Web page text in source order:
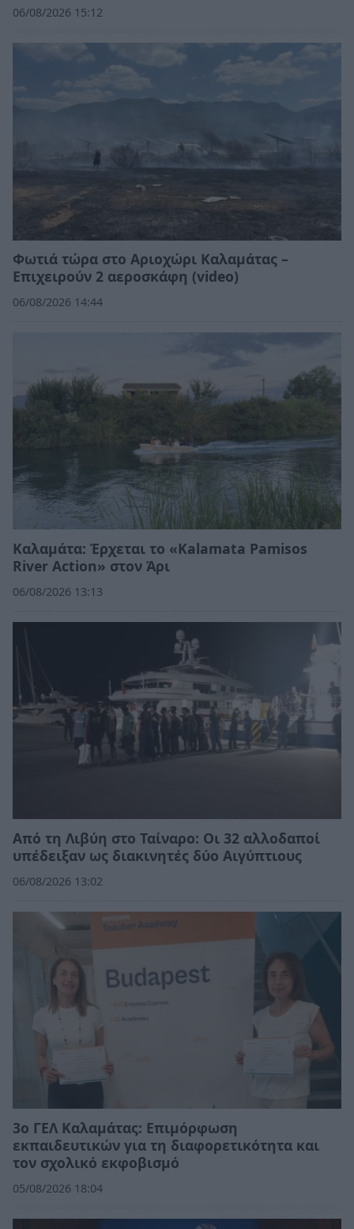
06/08/2026 15:12
Φωτιά τώρα στο Αριοχώρι Καλαμάτας –
Επιχειρούν 2 αεροσκάφη (video)
06/08/2026 14:44
Καλαμάτα: Έρχεται το «Kalamata Pamisos
River Action» στον Άρι
06/08/2026 13:13
Από τη Λιβύη στο Ταίναρο: Οι 32 αλλοδαποί
υπέδειξαν ως διακινητές δύο Αιγύπτιους
06/08/2026 13:02
3ο ΓΕΛ Καλαμάτας: Επιμόρφωση
εκπαιδευτικών για τη διαφορετικότητα και
τον σχολικό εκφοβισμό
05/08/2026 18:04